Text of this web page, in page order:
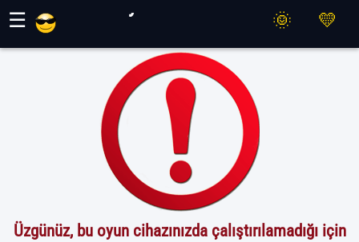
☰
Üzgünüz, bu oyun cihazınızda çalıştırılamadığı için